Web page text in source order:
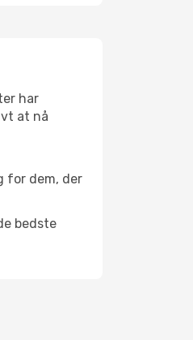
har
at nå
for dem, der
bedste